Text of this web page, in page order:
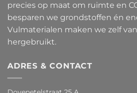
precies op maat om ruimte en
besparen we grondstoffen én
Vulmaterialen maken we zelf
hergebruikt.
ADRES & CONTACT